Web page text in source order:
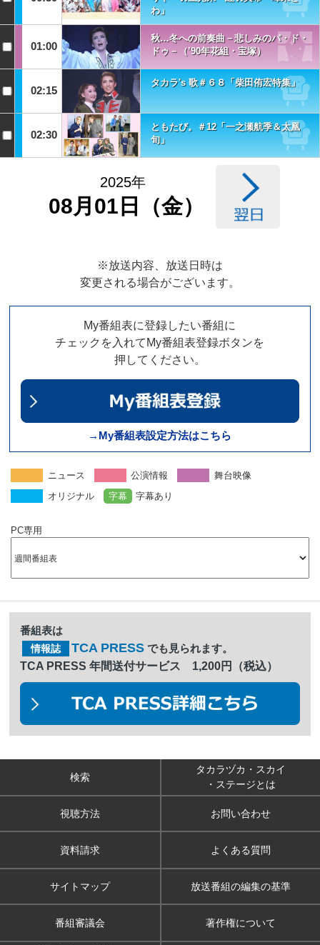
わ」
01:00
秋…冬への前奏曲－悲しみのパ・ド・
ドゥ－（’90年花組・宝塚）
02:15
タカラ's 歌＃６８「柴田侑宏特集」
02:30
ともたび。＃12「一之瀬航季＆太凰
旬」
2025年
08月01日（金）
※放送内容、放送日時は
変更される場合がございます。
My番組表に登録したい番組に
チェックを入れてMy番組表登録ボタンを
押してください。
→My番組表設定方法はこちら
ニュース 公演情報
舞台映像
オリジナル
字幕 字幕あり
PC専用
番組表は
情報誌 TCA PRESS でも見られます。
TCA PRESS 年間送付サービス 1,200円（税込）
検索
タカラヅカ・スカイ
・ステージとは
視聴方法 お問い合わせ
資料請求 よくある質問
サイトマップ 放送番組の編集の基準
番組審議会 著作権について